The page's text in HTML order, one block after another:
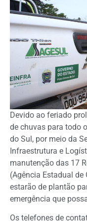
Devido ao feriado
de chuvas para todo
do Sul, por meio da
Infraestrutura e
manutenção das 17
(Agência Estadual de
estarão de plantão
emergência que
Os telefones de